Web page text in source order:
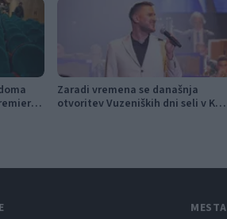
Zaradi vremena se današnja
otvoritev Vuzeniških dni seli v KUC
MESTA